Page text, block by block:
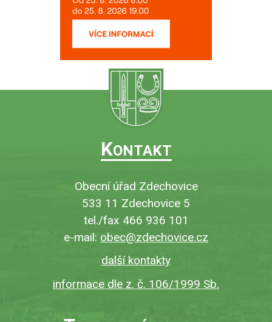
KONTAKT
Obecní úřad Zdechovice
533 11 Zdechovice 5
tel./fax 466 936 101
e-mail: obec@zdechovice.cz
další kontakty
informace dle z. č. 106/1999 Sb.